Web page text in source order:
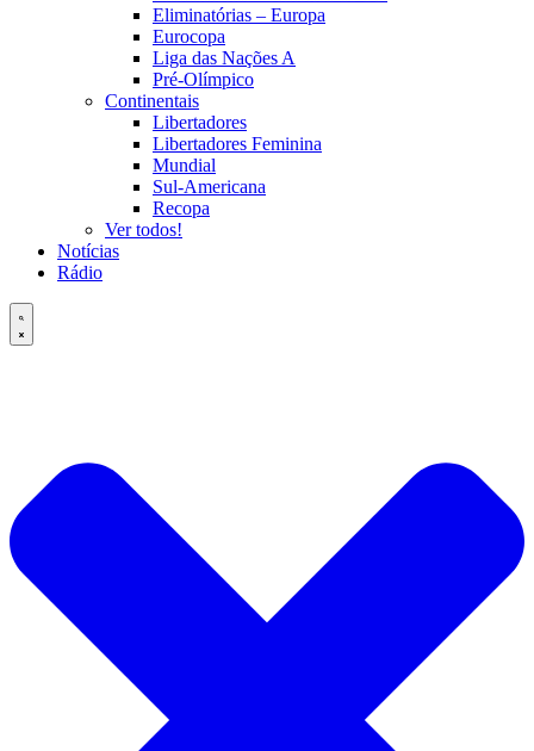
Eliminatórias – Europa
Eurocopa
Liga das Nações A
Pré-Olímpico
Continentais
Libertadores
Libertadores Feminina
Mundial
Sul-Americana
Recopa
Ver todos!
Notícias
Rádio